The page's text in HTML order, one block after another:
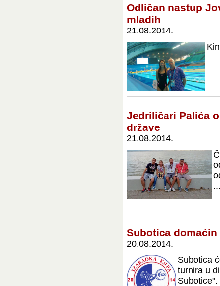
Odličan nastup
mladih
21.08.2014.
Jedriličari Palića
države
21.08.2014.
Subotica
20.08.2014.
Subotica
turnira u
Subotice".